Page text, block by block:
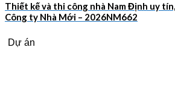
Thiết kế và thi công nhà Nam Định uy
Công ty Nhà Mới – 2026NM662
Dự án